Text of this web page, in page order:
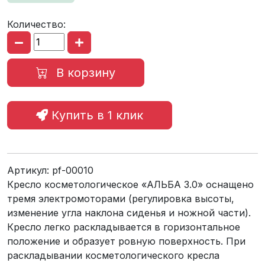
Количество:
В корзину
Купить в 1 клик
Артикул: pf-00010
Кресло косметологическое «АЛЬБА 3.0» оснащено
тремя электромоторами (регулировка высоты,
изменение угла наклона сиденья и ножной части).
Кресло легко раскладывается в горизонтальное
положение и образует ровную поверхность. При
раскладывании косметологического кресла